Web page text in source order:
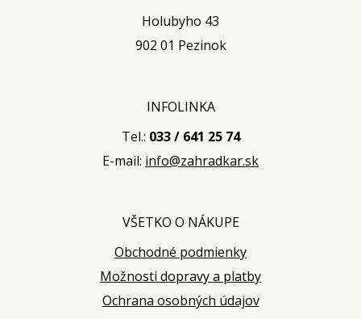
Holubyho 43
902 01 Pezinok
INFOLINKA
Tel.: 033 / 641 25 74
E-mail: info@zahradkar.sk
VŠETKO O NÁKUPE
Obchodné podmienky
Možnosti dopravy a platby
Ochrana osobných údajov